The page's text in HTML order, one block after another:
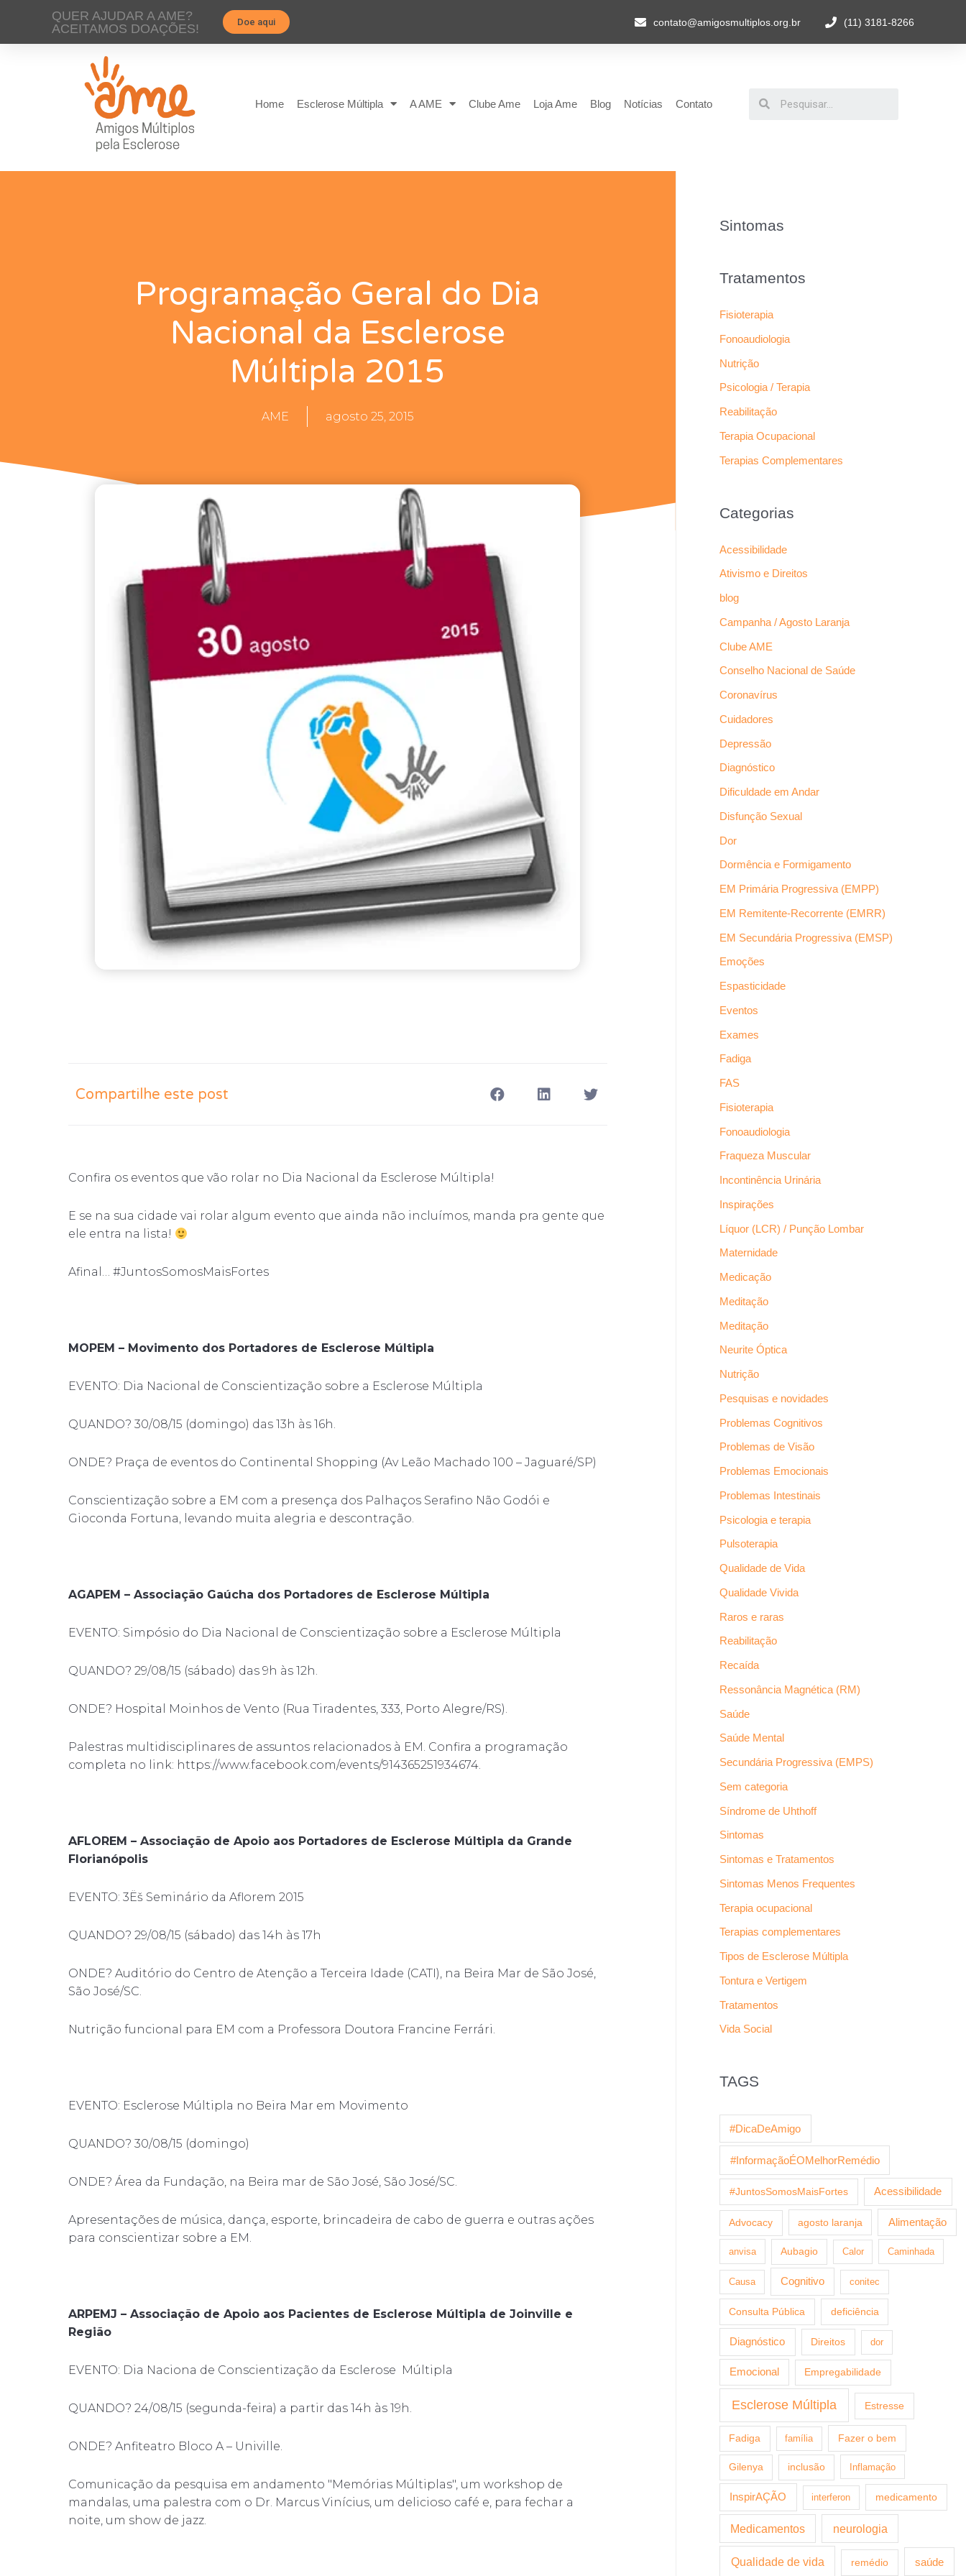
QUER AJUDAR A AME?
ACEITAMOS DOAÇÕES!
Doe aqui contato@amigosmultiplos.org.br (11) 3181-8266
Home Esclerose Múltipla A AME Clube Ame Loja Ame Blog Notícias Contato
Programação Geral do Dia
Nacional da Esclerose
Múltipla 2015
AME agosto 25, 2015
Compartilhe este post
Confira os eventos que vão rolar no Dia Nacional da Esclerose Múltipla!
E se na sua cidade vai rolar algum evento que ainda não incluímos, manda pra gente que
ele entra na lista!
Afinal… #JuntosSomosMaisFortes
MOPEM – Movimento dos Portadores de Esclerose Múltipla
EVENTO: Dia Nacional de Conscientização sobre a Esclerose Múltipla
QUANDO? 30/08/15 (domingo) das 13h às 16h.
ONDE? Praça de eventos do Continental Shopping (Av Leão Machado 100 – Jaguaré/SP)
Conscientização sobre a EM com a presença dos Palhaços Serafino Não Godói e
Gioconda Fortuna, levando muita alegria e descontração.
AGAPEM – Associação Gaúcha dos Portadores de Esclerose Múltipla
EVENTO: Simpósio do Dia Nacional de Conscientização sobre a Esclerose Múltipla
QUANDO? 29/08/15 (sábado) das 9h às 12h.
ONDE? Hospital Moinhos de Vento (Rua Tiradentes, 333, Porto Alegre/RS).
Palestras multidisciplinares de assuntos relacionados à EM. Confira a programação
completa no link: https://www.facebook.com/events/914365251934674.
AFLOREM – Associação de Apoio aos Portadores de Esclerose Múltipla da Grande
Florianópolis
EVENTO: 3Ëš Seminário da Aflorem 2015
QUANDO? 29/08/15 (sábado) das 14h às 17h
ONDE? Auditório do Centro de Atenção a Terceira Idade (CATI), na Beira Mar de São José,
São José/SC.
Nutrição funcional para EM com a Professora Doutora Francine Ferrári.
EVENTO: Esclerose Múltipla no Beira Mar em Movimento
QUANDO? 30/08/15 (domingo)
ONDE? Área da Fundação, na Beira mar de São José, São José/SC.
Apresentações de música, dança, esporte, brincadeira de cabo de guerra e outras ações
para conscientizar sobre a EM.
ARPEMJ – Associação de Apoio aos Pacientes de Esclerose Múltipla de Joinville e
Região
EVENTO: Dia Naciona de Conscientização da Esclerose Múltipla
QUANDO? 24/08/15 (segunda-feira) a partir das 14h às 19h.
ONDE? Anfiteatro Bloco A – Univille.
Comunicação da pesquisa em andamento "Memórias Múltiplas", um workshop de
mandalas, uma palestra com o Dr. Marcus Vinícius, um delicioso café e, para fechar a
noite, um show de jazz.
Sintomas
Tratamentos
Fisioterapia
Fonoaudiologia
Nutrição
Psicologia / Terapia
Reabilitação
Terapia Ocupacional
Terapias Complementares
Categorias
Acessibilidade
Ativismo e Direitos
blog
Campanha / Agosto Laranja
Clube AME
Conselho Nacional de Saúde
Coronavírus
Cuidadores
Depressão
Diagnóstico
Dificuldade em Andar
Disfunção Sexual
Dor
Dormência e Formigamento
EM Primária Progressiva (EMPP)
EM Remitente-Recorrente (EMRR)
EM Secundária Progressiva (EMSP)
Emoções
Espasticidade
Eventos
Exames
Fadiga
FAS
Fisioterapia
Fonoaudiologia
Fraqueza Muscular
Incontinência Urinária
Inspirações
Líquor (LCR) / Punção Lombar
Maternidade
Medicação
Meditação
Meditação
Neurite Óptica
Nutrição
Pesquisas e novidades
Problemas Cognitivos
Problemas de Visão
Problemas Emocionais
Problemas Intestinais
Psicologia e terapia
Pulsoterapia
Qualidade de Vida
Qualidade Vivida
Raros e raras
Reabilitação
Recaída
Ressonância Magnética (RM)
Saúde
Saúde Mental
Secundária Progressiva (EMPS)
Sem categoria
Síndrome de Uhthoff
Sintomas
Sintomas e Tratamentos
Sintomas Menos Frequentes
Terapia ocupacional
Terapias complementares
Tipos de Esclerose Múltipla
Tontura e Vertigem
Tratamentos
Vida Social
TAGS
#DicaDeAmigo
#InformaçãoÉOMelhorRemédio
#JuntosSomosMaisFortes Acessibilidade
Advocacy agosto laranja Alimentação
anvisa Aubagio Calor Caminhada
Causa Cognitivo conitec
Consulta Pública deficiência
Diagnóstico Direitos dor
Emocional Empregabilidade
Esclerose Múltipla Estresse
Fadiga família Fazer o bem
Gilenya inclusão Inflamação
InspirAÇÃO interferon medicamento
Medicamentos neurologia
Qualidade de vida remédio saúde